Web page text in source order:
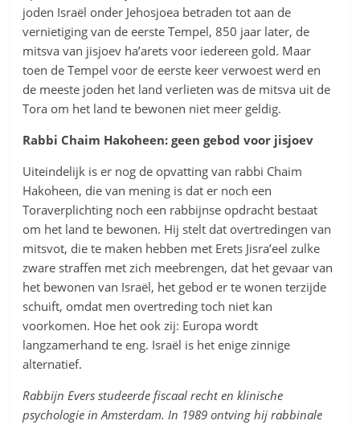
joden Israël onder Jehosjoea betraden tot aan de
vernietiging van de eerste Tempel, 850 jaar later, de
mitsva van jisjoev ha’arets voor iedereen gold. Maar
toen de Tempel voor de eerste keer verwoest werd en
de meeste joden het land verlieten was de mitsva uit de
Tora om het land te bewonen niet meer geldig.
Rabbi Chaim Hakoheen: geen gebod voor jisjoev
Uiteindelijk is er nog de opvatting van rabbi Chaim
Hakoheen, die van mening is dat er noch een
Toraverplichting noch een rabbijnse opdracht bestaat
om het land te bewonen. Hij stelt dat overtredingen van
mitsvot, die te maken hebben met Erets Jisra’eel zulke
zware straffen met zich meebrengen, dat het gevaar van
het bewonen van Israël, het gebod er te wonen terzijde
schuift, omdat men overtreding toch niet kan
voorkomen. Hoe het ook zij: Europa wordt
langzamerhand te eng. Israël is het enige zinnige
alternatief.
Rabbijn Evers studeerde fiscaal recht en klinische
psychologie in Amsterdam. In 1989 ontving hij rabbinale